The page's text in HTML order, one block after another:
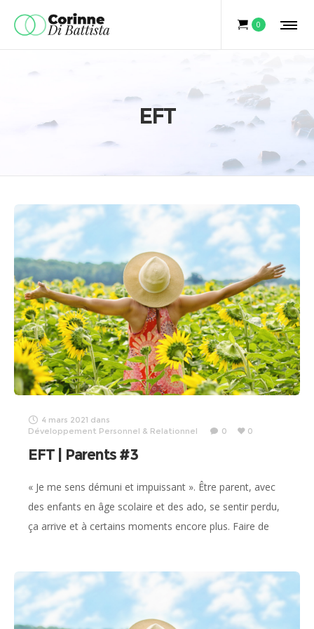
0
EFT
4 mars 2021 dans
Développement Personnel & Relationnel
0 0
EFT | Parents #3
« Je me sens démuni et impuissant ». Être parent, avec
des enfants en âge scolaire et des ado, se sentir perdu,
ça arrive et à certains moments encore plus. Faire de